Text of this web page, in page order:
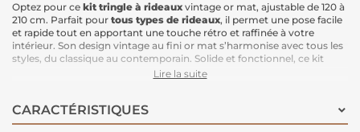
Optez pour ce kit tringle à rideauxvintage or mat, ajustable de 120 à
210 cm. Parfait pour tous types de rideaux, il permet une pose facile
et rapide tout en apportant une touche rétro et raffinée à votre
intérieur. Son design vintage au fini or mat s’harmonise avec tous les
styles, du classique au contemporain. Solide et fonctionnel, ce kit
assure stabilité et durabilité, même pour des rideaux de taille
Lire la suite
CARACTÉRISTIQUES